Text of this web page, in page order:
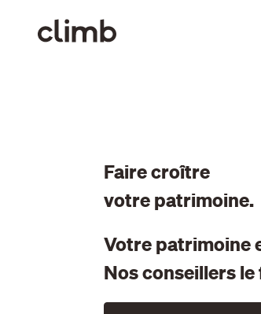
Faire croître
votre patrimoine.
Votre patrimoine
Nos conseillers